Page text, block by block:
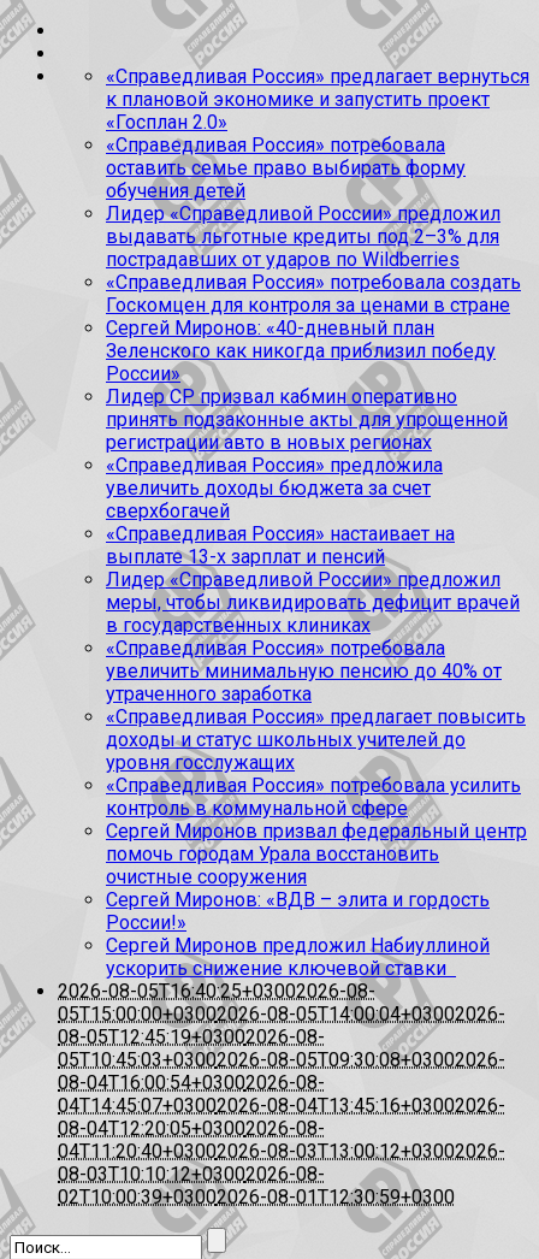
«Справедливая Россия» предлагает вернуться
к плановой экономике и запустить проект
«Госплан 2.0»
«Справедливая Россия» потребовала
оставить семье право выбирать форму
обучения детей
Лидер «Справедливой России» предложил
выдавать льготные кредиты под 2–3% для
пострадавших от ударов по Wildberries
«Справедливая Россия» потребовала создать
Госкомцен для контроля за ценами в стране
Сергей Миронов: «40-дневный план
Зеленского как никогда приблизил победу
России»
Лидер СР призвал кабмин оперативно
принять подзаконные акты для упрощенной
регистрации авто в новых регионах
«Справедливая Россия» предложила
увеличить доходы бюджета за счет
сверхбогачей
«Справедливая Россия» настаивает на
выплате 13-х зарплат и пенсий
Лидер «Справедливой России» предложил
меры, чтобы ликвидировать дефицит врачей
в государственных клиниках
«Справедливая Россия» потребовала
увеличить минимальную пенсию до 40% от
утраченного заработка
«Справедливая Россия» предлагает повысить
доходы и статус школьных учителей до
уровня госслужащих
«Справедливая Россия» потребовала усилить
контроль в коммунальной сфере
Сергей Миронов призвал федеральный центр
помочь городам Урала восстановить
очистные сооружения
Сергей Миронов: «ВДВ – элита и гордость
России!»
Сергей Миронов предложил Набиуллиной
ускорить снижение ключевой ставки
2026-08-05T16:40:25+03002026-08-
05T15:00:00+03002026-08-05T14:00:04+03002026-
08-05T12:45:19+03002026-08-
05T10:45:03+03002026-08-05T09:30:08+03002026-
08-04T16:00:54+03002026-08-
04T14:45:07+03002026-08-04T13:45:16+03002026-
08-04T12:20:05+03002026-08-
04T11:20:40+03002026-08-03T13:00:12+03002026-
08-03T10:10:12+03002026-08-
02T10:00:39+03002026-08-01T12:30:59+0300